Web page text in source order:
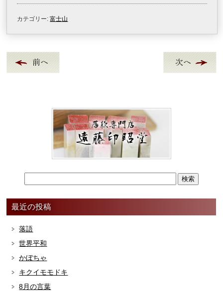
カテゴリー:富士山
最近の投稿
落語
世界平和
かぼちゃ
キクイモモドキ
8月の言葉